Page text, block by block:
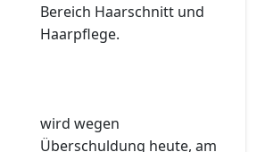
Bereich Haarschnitt und
Haarpflege.
wird wegen
Überschuldung heute, am